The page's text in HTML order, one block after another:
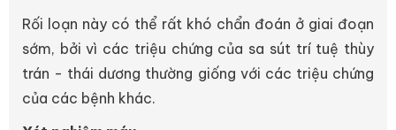
Rối loạn này có thể rất khó chẩn đoán ở giai đoạn
sớm, bởi vì các triệu chứng của sa sút trí tuệ thùy
trán - thái dương thường giống với các triệu chứng
của các bệnh khác.